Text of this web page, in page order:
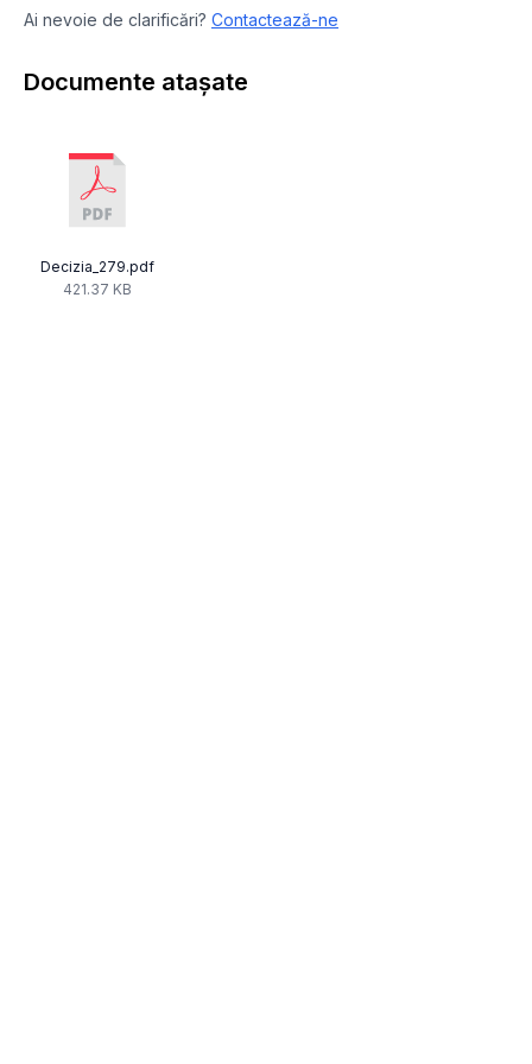
Ai nevoie de clarificări? Contactează-ne
Documente atașate
Decizia_279.pdf
421.37 KB